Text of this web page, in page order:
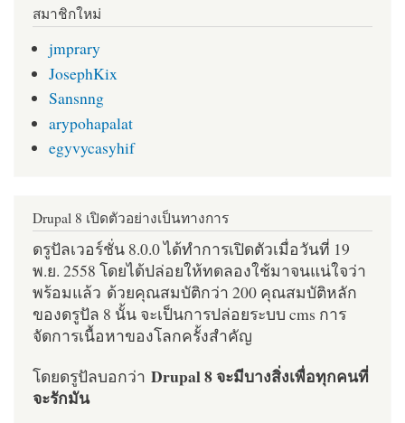
สมาชิกใหม่
jmprary
JosephKix
Sansnng
arypohapalat
egyvycasyhif
Drupal 8 เปิดตัวอย่างเป็นทางการ
ดรูปัลเวอร์ชั่น 8.0.0 ได้ทำการเปิดตัวเมื่อวันที่ 19
พ.ย. 2558 โดยได้ปล่อยให้ทดลองใช้มาจนแน่ใจว่า
พร้อมแล้ว ด้วยคุณสมบัติกว่า 200 คุณสมบัติหลัก
ของดรูปัล 8 นั้น จะเป็นการปล่อยระบบ cms การ
จัดการเนื้อหาของโลกครั้งสำคัญ
โดยดรูปัลบอกว่า Drupal 8 จะมีบางสิ่งเพื่อทุกคนที่
จะรักมัน